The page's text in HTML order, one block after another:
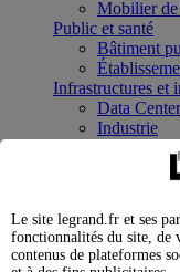
Mobilier
Public et santé
Bâtiment
Infrastructures et
Data Center
Industrie
Contrôler
Répartir et
Legrand
expertises
Le site legrand.fr et ses
fonctionnalités du site, de
contenus de plateformes